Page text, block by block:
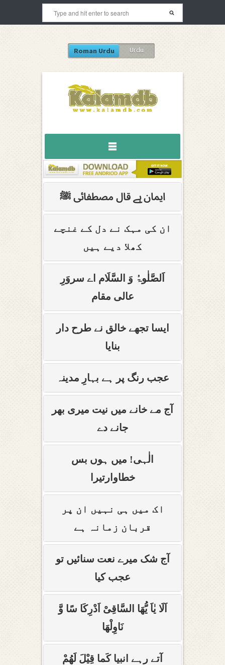
Roman Urdu Urdu
ایمان ہے قال مصطفائی ﷺ
ان کی مہک نے دل کے غنچے
کھلا دیے ہیں
اَلصَّلٰوۃُ وَ السَّلَام اے سروَرِ
عالی مقام
ایسا تجھے خالق نے طرح دار
بنایا
عجب رنگ پر ہے بہارِ مدینہ
آج مے خانے میں نیت میری بھر
جانے دے
الٰہی! میں ہوں بس
خطاوارتیرا
اک میں ہی نہیں ان پر
قربان زمانہ ہے
آج شک میرے نعت سنائیں تو
عجب کیا
اَلَا یٰاَ یُّھَا السَّاقِیْ اَدْرِکَا سًا وَّ
نَاوِلْھَا
آتے رہے انبیا کَما قِیْلَ لَھُمْ